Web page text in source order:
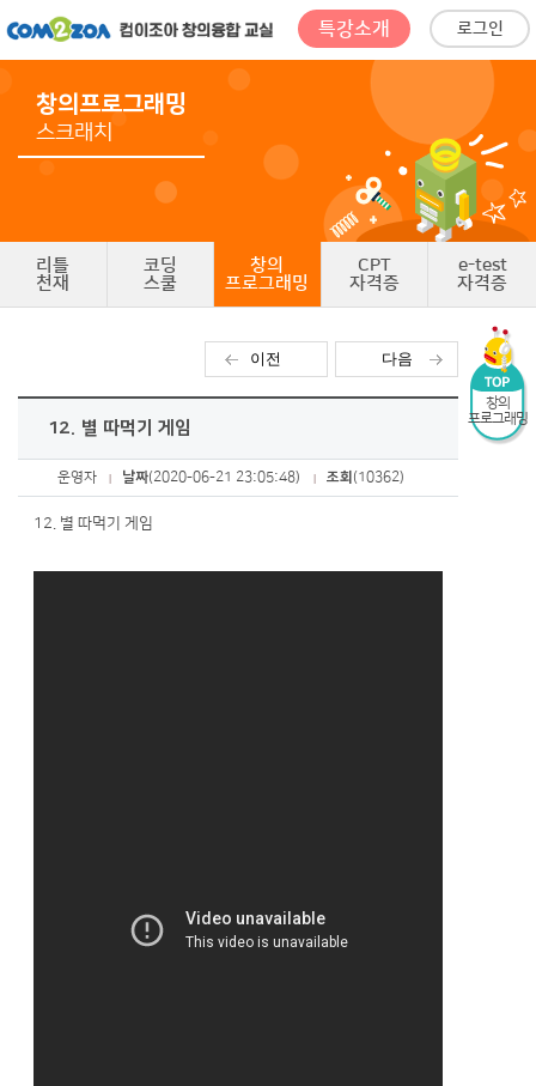
특강소개 로그인
창의프로그래밍
스크래치
리틀
천재
코딩
스쿨
창의
프로그래밍
CPT
자격증
e-test
자격증
이전 다음
12. 별 따먹기 게임
운영자 날짜(2020-06-21 23:05:48) 조회 (10362)
12. 별 따먹기 게임
창의
프로그래밍